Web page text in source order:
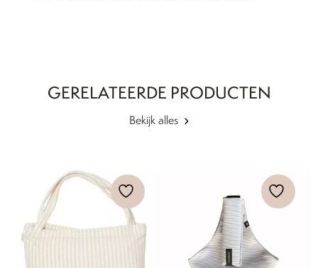
GERELATEERDE PRODUCTEN
Bekijk alles